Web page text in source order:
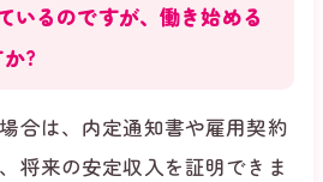
いるのですが、働き始める
?
合は、内定通知書や雇用契約
将来の安定収入を証明できま